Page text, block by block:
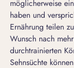
möglicherweise
haben und
Ernährung teilen
Wunsch nach
durchtrainierten
Sehnsüchte